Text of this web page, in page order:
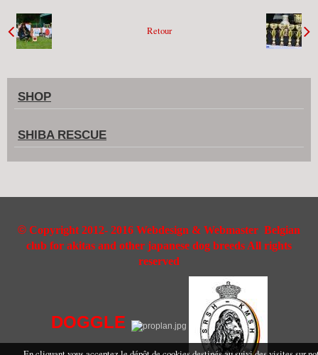
Retour
SHOP
SHIBA RESCUE
© Copyright 2012- 2016 Webdesign & Webmaster Belgian
club for akitas and other japanese dog breeds All rights
reserved
DOGGLE